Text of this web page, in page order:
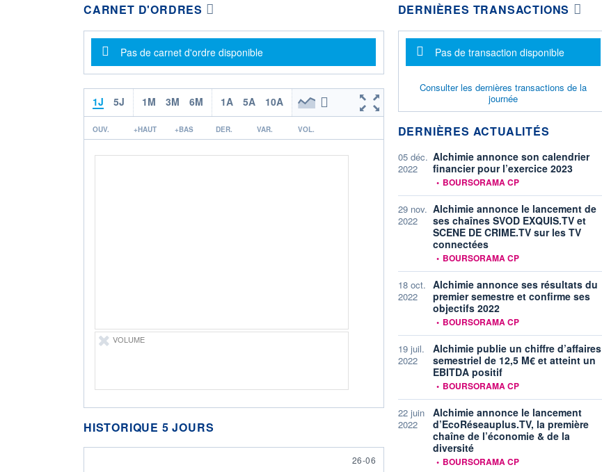
CARNET D'ORDRES
Message d'information
Pas de carnet d'ordre disponible
1J 5J 1M 3M 6M 1A 5A 10A
OUV. +HAUT +BAS DER. VAR. VOL.
VOLUME
HISTORIQUE 5 JOURS
26 JUNE
26-06
DERNIÈRES TRANSACTIONS
Message d'information
Pas de transaction disponible
Consulter les dernières transactions de la
journée
DERNIÈRES ACTUALITÉS
05 déc.
2022
Alchimie annonce son calendrier
financier pour l’exercice 2023
information fournie par
• BOURSORAMA CP
29 nov.
2022
Alchimie annonce le lancement de
ses chaînes SVOD EXQUIS.TV et
SCENE DE CRIME.TV sur les TV
connectées
information fournie par
• BOURSORAMA CP
18 oct.
2022
Alchimie annonce ses résultats du
premier semestre et confirme ses
objectifs 2022
information fournie par
• BOURSORAMA CP
19 juil.
2022
Alchimie publie un chiffre d’affaires
semestriel de 12,5 M€ et atteint un
EBITDA positif
information fournie par
• BOURSORAMA CP
22 juin
2022
Alchimie annonce le lancement
d’EcoRéseauplus.TV, la première
chaîne de l’économie & de la
diversité
information fournie par
• BOURSORAMA CP